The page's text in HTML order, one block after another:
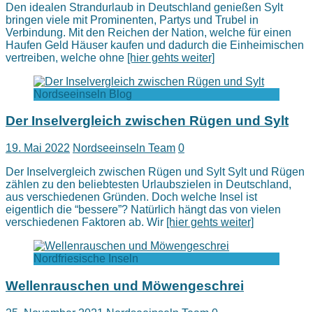
Den idealen Strandurlaub in Deutschland genießen Sylt
bringen viele mit Prominenten, Partys und Trubel in
Verbindung. Mit den Reichen der Nation, welche für einen
Haufen Geld Häuser kaufen und dadurch die Einheimischen
vertreiben, welche ohne [hier gehts weiter]
Nordseeinseln Blog
Der Inselvergleich zwischen Rügen und Sylt
19. Mai 2022 Nordseeinseln Team 0
Der Inselvergleich zwischen Rügen und Sylt Sylt und Rügen
zählen zu den beliebtesten Urlaubszielen in Deutschland,
aus verschiedenen Gründen. Doch welche Insel ist
eigentlich die “bessere”? Natürlich hängt das von vielen
verschiedenen Faktoren ab. Wir [hier gehts weiter]
Nordfriesische Inseln
Wellenrauschen und Möwengeschrei